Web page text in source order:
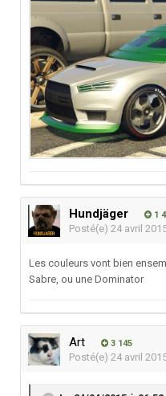
Hundjäger 1
Posté(e) 24 avril
Les couleurs vont bien
Sabre, ou une Dominator
Art 3 145
Posté(e) 24 avril